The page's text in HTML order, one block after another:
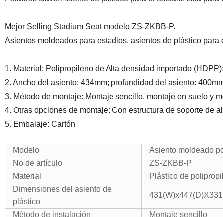
Mejor Selling Stadium Seat modelo ZS-ZKBB-P.
Asientos moldeados para estadios, asientos de plástico para
1. Material: Polipropileno de Alta densidad importado
2. Ancho del asiento: 434mm; profundidad del asiento:
3. Método de montaje: Montaje sencillo, montaje en suelo y
4. Otras opciones de montaje: Con estructura de soporte de
5. Embalaje: Cartón
Modelo
Asiento moldeado
No de artículo
ZS-ZKBB-P
Material
Plástico de
Dimensiones del asiento de
plástico
Método de instalación
Montaje sencillo